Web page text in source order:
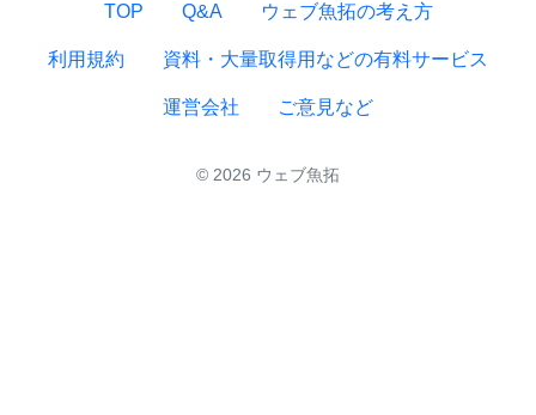
TOP Q&A ウェブ魚拓の考え方
利用規約 資料・大量取得用などの有料サービス
運営会社 ご意見など
© 2026 ウェブ魚拓